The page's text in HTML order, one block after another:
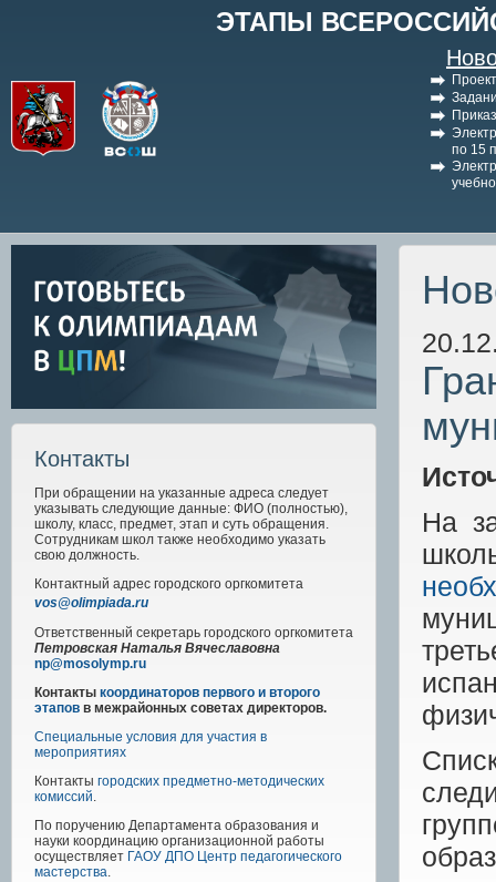
ЭТАПЫ
по 15
Контакты
При обращении на указанные адреса следует
указывать следующие данные: ФИО (полностью),
школу, класс, предмет, этап и суть обращения.
Сотрудникам школ также необходимо указать
свою должность.
Контактный адрес городского оргкомитета
vos@olimpiada.ru
Ответственный секретарь городского оргкомитета
Петровская Наталья Вячеславовна
np@mosolymp.ru
Контакты координаторов первого и второго
этапов в межрайонных советах директоров.
Специальные условия для участия в
мероприятиях
Контакты городских предметно-методических
комиссий.
По поручению Департамента образования и
науки координацию организационной работы
осуществляет ГАОУ ДПО Центр педагогического
мастерства.
На